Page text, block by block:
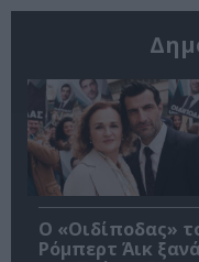
O «Οιδίποδας»
Ρόμπερτ Άικ